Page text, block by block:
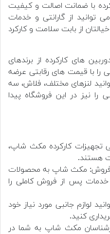
با ضمانت اصالت و کیفیت
از گارانتی و خدمات
از بابت سلامت و کارکرد
های کارکرده از برندهای
را با قیمت های رقابتی عرضه
لنزهای مختلف، فلاش، سه
را نیز در این فروشگاه پیدا
تجهیزات کارکرده مکث شاپ،
هستند.
فروش: مکث شاپ به محصولات
پس از فروش کاملی را
لوازم جانبی مورد نیاز خود
کنید.
مکث شاپ به شما در